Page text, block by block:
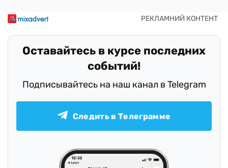
Оставайтесь в курсе последних
событий!
Подписывайтесь на наш канал в Telegram
Следить в Телеграмме